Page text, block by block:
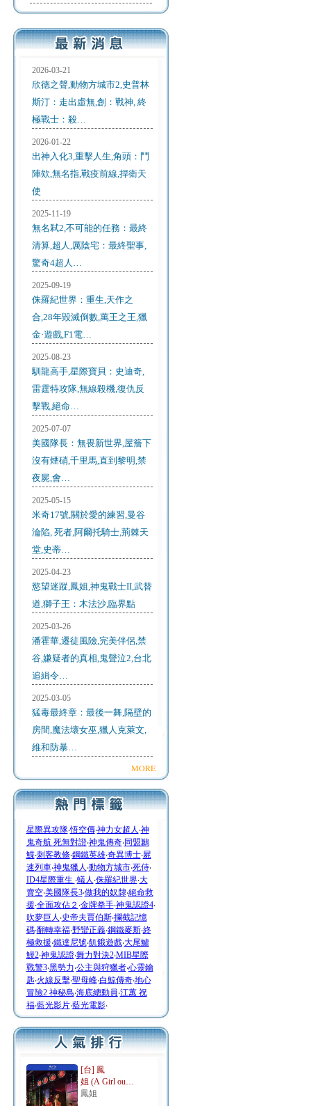
2026-03-21
欣德之聲,動物方城市2,史普林
斯汀：走出虛無,創：戰神, 終
極戰士：殺…
2026-01-22
出神入化3,重擊人生,角頭：鬥
陣欸,無名指,戰疫前線,捍衛天
使
2025-11-19
無名弒2,不可能的任務：最終
清算,超人,厲陰宅：最終聖事,
驚奇4超人…
2025-09-19
侏羅紀世界：重生,天作之
合,28年毀滅倒數,萬王之王,獵
金·遊戲,F1電…
2025-08-23
馴龍高手,星際寶貝：史迪奇,
雷霆特攻隊,無線殺機,復仇反
擊戰,絕命…
2025-07-07
美國隊長：無畏新世界,屋簷下
沒有煙硝,千里馬,直到黎明,禁
夜屍,會…
2025-05-15
米奇17號,關於愛的練習,曼谷
淪陷, 死者,阿爾托騎士,荊棘天
堂,史蒂…
2025-04-23
慾望迷蹤,鳳姐,神鬼戰士II,武替
道,獅子王：木法沙,臨界點
2025-03-26
潘霍華,遷徒風險,完美伴侶,禁
谷,嫌疑者的真相,鬼聲泣2,台北
追緝令…
2025-03-05
猛毒最終章：最後一舞,隔壁的
房間,魔法壞女巫,獵人克萊文,
維和防暴…
MORE
星際異攻隊‧悟空傳‧神力女超人 ‧神
鬼奇航 死無對證‧神鬼傳奇‧同盟鶼
鰈‧刺客教條‧鋼鐵英雄‧奇異博士‧屍
速列車‧神鬼獵人 ‧動物方城市‧死侍‧
ID4星際重生 ‧蟻人 ‧侏羅紀世界‧大
賣空‧美國隊長3‧做我的奴隸‧絕命救
援‧全面攻佔２ ‧金牌拳手‧神鬼認證4‧
吹夢巨人 ‧史帝夫賈伯斯‧攔截記憶
碼‧翻轉幸福‧野蠻正義‧鋼鐵麥斯‧終
極救援‧鐵達尼號‧飢餓遊戲‧大尾鱸
鰻2‧神鬼認證‧舞力對決2‧MIB星際
戰警3‧黑勢力‧公主與狩獵者‧心靈鑰
匙‧火線反擊‧聖母峰‧白鯨傳奇‧地心
冒險2 神秘島‧海底總動員‧江蕙 祝
福‧藍光影片‧藍光電影‧
[台] 鳳
姐 (A Girl ou…
鳳姐